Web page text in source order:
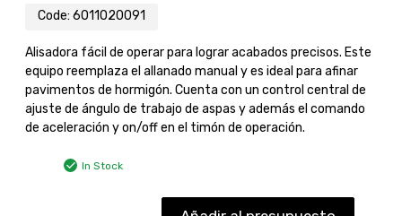
Code: 6011020091
Alisadora fácil de operar para lograr acabados precisos. Este
equipo reemplaza el allanado manual y es ideal para afinar
pavimentos de hormigón. Cuenta con un control central de
ajuste de ángulo de trabajo de aspas y además el comando
de aceleración y on/off en el timón de operación.
In Stock